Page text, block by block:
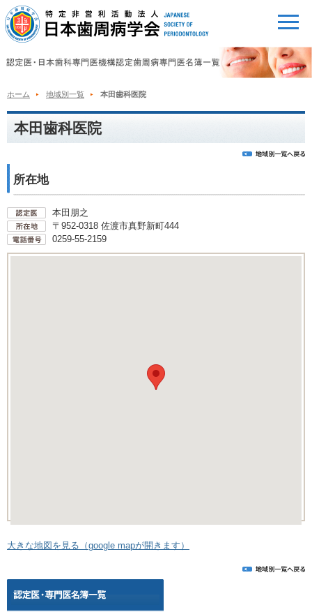
ホーム 地域別一覧 本田歯科医院
本田歯科医院
所在地
本田朋之
〒952-0318 佐渡市真野新町444
0259-55-2159
大きな地図を見る（google mapが開きます）